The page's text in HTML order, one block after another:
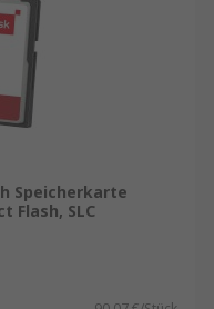
Speicherkarte
Flash, SLC